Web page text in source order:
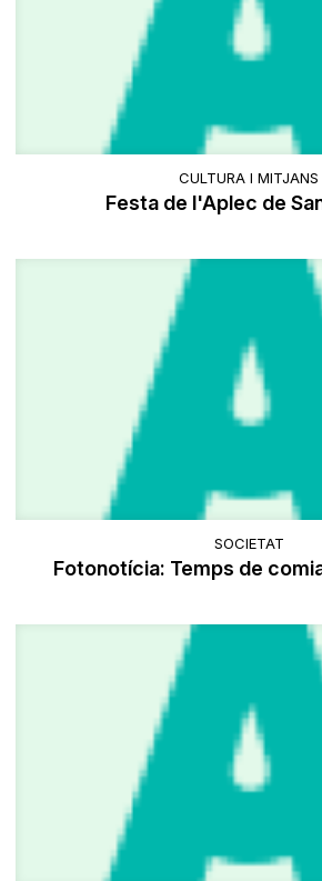
CULTURA I MITJANS
Festa de l'Aplec de
SOCIETAT
Fotonotícia: Temps de